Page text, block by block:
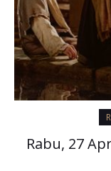
Rabu, 27